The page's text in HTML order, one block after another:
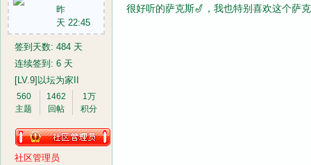
昨
天 22:45
签到天数: 484 天
连续签到: 6 天
[LV.9]以坛为家II
560
主题
1462
回帖
1万
积分
社区管理员
很好听的萨克斯🎷，我也特别喜欢这个萨